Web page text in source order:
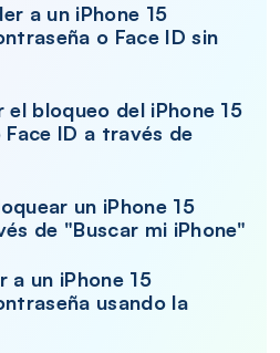
a un iPhone 15
o Face ID sin
bloqueo del iPhone 15
ID a través de
un iPhone 15
de "Buscar mi iPhone"
a un iPhone 15
usando la